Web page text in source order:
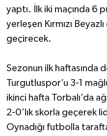
yaptı. İlk iki maçında 6
yerleşen Kırmızı
geçirecek.
Sezonun ilk haftasında
Turgutluspor’u 3-1
ikinci hafta Torbalı’da
2-0’lık skorla geçerek
Oynadığı futbolla